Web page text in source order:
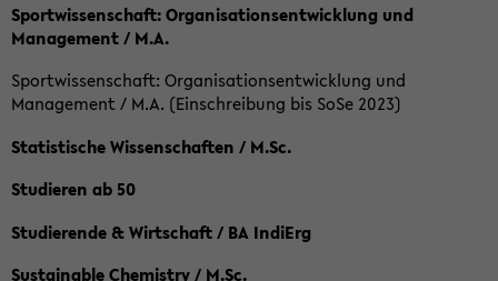
Sportwissenschaft: Organisationsentwicklung und
Management / M.A.
Sportwissenschaft: Organisationsentwicklung und
Management / M.A. (Einschreibung bis SoSe 2023)
Statistische Wissenschaften / M.Sc.
Studieren ab 50
Studierende & Wirtschaft / BA IndiErg
Sustainable Chemistry / M.Sc.